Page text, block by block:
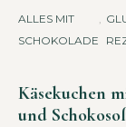
ALLES MIT
SCHOKOLADE
Käsekuchen
und